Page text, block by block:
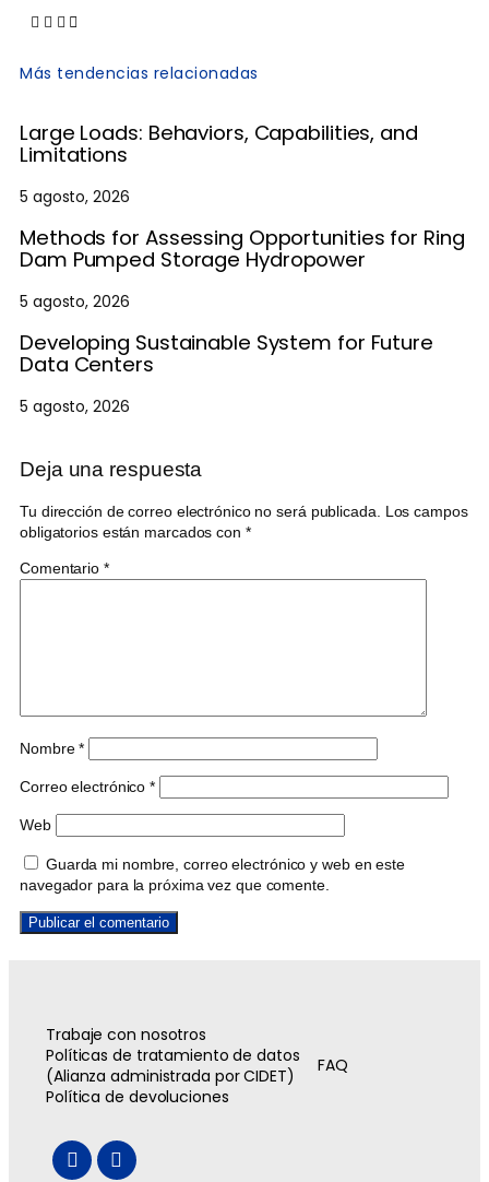
Más tendencias relacionadas
Large Loads: Behaviors, Capabilities, and
Limitations
5 agosto, 2026
Methods for Assessing Opportunities for Ring
Dam Pumped Storage Hydropower
5 agosto, 2026
Developing Sustainable System for Future
Data Centers
5 agosto, 2026
Deja una respuesta
Tu dirección de correo electrónico no será publicada.
Los campos
obligatorios están marcados con *
Comentario *
Nombre*
Correo electrónico*
Web
Guarda mi nombre, correo electrónico y web en este
navegador para la próxima vez que comente.
Trabaje con nosotros
Políticas de tratamiento de datos
(Alianza administrada por CIDET)
FAQ
Política de devoluciones